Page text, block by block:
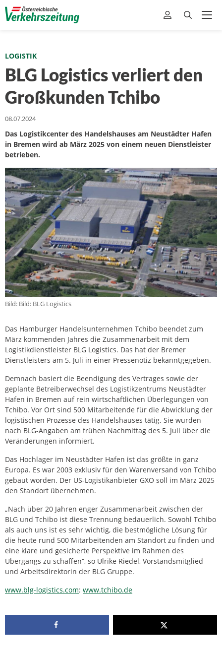
LOGISTIK
BLG Logistics verliert den
Großkunden Tchibo
08.07.2024
Das Logistikcenter des Handelshauses am Neustädter Hafen
in Bremen wird ab März 2025 von einem neuen Dienstleister
betrieben.
Bild: Bild: BLG Logistics
Das Hamburger Handelsunternehmen Tchibo beendet zum
März kommenden Jahres die Zusammenarbeit mit dem
Logistikdienstleister BLG Logistics. Das hat der Bremer
Dienstleisters am 5. Juli in einer Pressenotiz bekanntgegeben.
Demnach basiert die Beendigung des Vertrages sowie der
geplante Betreiberwechsel des Logistikzentrums Neustädter
Hafen in Bremen auf rein wirtschaftlichen Überlegungen von
Tchibo. Vor Ort sind 500 Mitarbeitende für die Abwicklung der
logistischen Prozesse des Handelshauses tätig. Sie wurden
nach BLG-Angaben am frühen Nachmittag des 5. Juli über die
Veränderungen informiert.
Das Hochlager im Neustädter Hafen ist das größte in ganz
Europa. Es war 2003 exklusiv für den Warenversand von Tchibo
gebaut worden. Der US-Logistikanbieter GXO soll im März 2025
den Standort übernehmen.
„Nach über 20 Jahren enger Zusammenarbeit zwischen der
BLG und Tchibo ist diese Trennung bedauerlich. Sowohl Tchibo
als auch uns ist es sehr wichtig, die bestmögliche Lösung für
die heute rund 500 Mitarbeitenden am Standort zu finden und
eine klare und gesicherte Perspektive im Rahmen des
Übergangs zu schaffen“, so Ulrike Riedel, Vorstandsmitglied
und Arbeitsdirektorin der BLG Gruppe.
www.blg-logistics.com: www.tchibo.de